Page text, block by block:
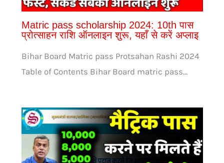
Matric pass scholarship 2024: 10th पास
प्रोत्साहन राशि ऑनलाइन शुरू, यहाँ से करें अप्लाइ
Bihar Board Matric pass Protsahan Rashi 2024
Table of Contents Bihar Board matric pass…